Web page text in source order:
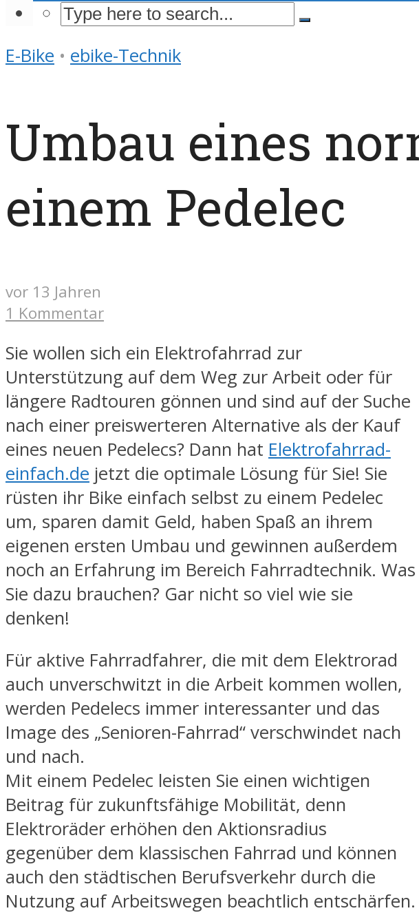
E-Bike • ebike-Technik
Umbau eines
einem Pedelec
vor 13 Jahren
1 Kommentar
Sie wollen sich ein Elektrofahrrad zur
Unterstützung auf dem Weg zur Arbeit oder für
längere Radtouren gönnen und sind auf der Suche
nach einer preiswerteren Alternative als der Kauf
eines neuen Pedelecs? Dann hat Elektrofahrrad-
einfach.de jetzt die optimale Lösung für Sie! Sie
rüsten ihr Bike einfach selbst zu einem Pedelec
um, sparen damit Geld, haben Spaß an ihrem
eigenen ersten Umbau und gewinnen außerdem
noch an Erfahrung im Bereich Fahrradtechnik. Was
Sie dazu brauchen? Gar nicht so viel wie sie
denken!
Für aktive Fahrradfahrer, die mit dem Elektrorad
auch unverschwitzt in die Arbeit kommen wollen,
werden Pedelecs immer interessanter und das
Image des „Senioren-Fahrrad“ verschwindet nach
und nach.
Mit einem Pedelec leisten Sie einen wichtigen
Beitrag für zukunftsfähige Mobilität, denn
Elektroräder erhöhen den Aktionsradius
gegenüber dem klassischen Fahrrad und können
auch den städtischen Berufsverkehr durch die
Nutzung auf Arbeitswegen beachtlich entschärfen.